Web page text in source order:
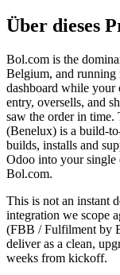
Über dieses
Bol.com is the
Belgium, and running
dashboard while your
entry, oversells, and
saw the order in
(Benelux) is a build-
builds, installs and
Odoo into your single
Bol.com.
This is not an instant
integration we scope
(FBB / Fulfilment by
deliver as a clean,
weeks from kickoff.